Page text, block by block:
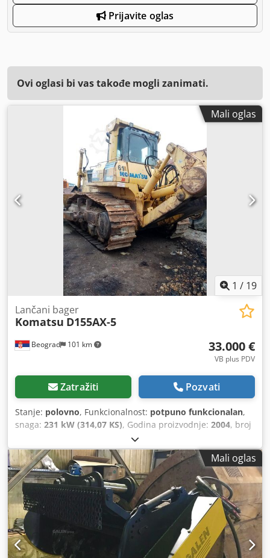
Prijavite oglas
Ovi oglasi bi vas takođe mogli zanimati.
Mali oglas
1 / 19
Beograd 101 km
Lančani bager
Komatsu D155AX-5
33.000 €
VB plus PDV
Zatražiti Pozvati
Stanje: polovno, Funkcionalnost: potpuno funkcionalan,
snaga: 231 kW (314,07 KS), Godina proizvodnje: 2004, broj
KMTODO61E02076058
funkcionalan Csdoylyp Uopfx Adhorf
Mali oglas